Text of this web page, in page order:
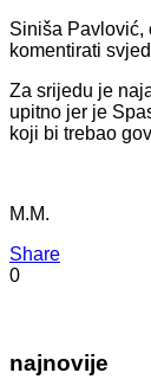
Siniša Pavlović,
komentirati
Za srijedu je
upitno jer je
koji bi trebao
M.M.
Share
0
najnovije